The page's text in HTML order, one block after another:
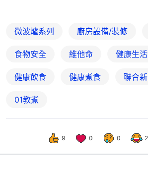
微波爐系列 廚房設備/裝修
食物安全 維他命 健康生活
健康飲食 健康煮食 聯合
01教煮
9 0 0 2